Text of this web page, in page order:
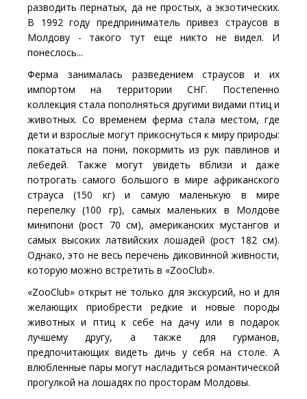
разводить пернатых, да не простых, а экзотических.
В 1992 году предприниматель привез страусов в
Молдову - такого тут еще никто не видел. И
понеслось...
Ферма занималась разведением страусов и их
импортом на территории СНГ. Постепенно
коллекция стала пополняться другими видами птиц и
животных. Со временем ферма стала местом, где
дети и взрослые могут прикоснуться к миру природы:
покататься на пони, покормить из рук павлинов и
лебедей. Также могут увидеть вблизи и даже
потрогать самого большого в мире африканского
страуса (150 кг) и самую маленькую в мире
перепелку (100 гр), самых маленьких в Молдове
минипони (рост 70 см), американских мустангов и
самых высоких латвийских лошадей (рост 182 см).
Однако, это не весь перечень диковинной живности,
которую можно встретить в «ZooClub».
«ZooClub» открыт не только для экскурсий, но и для
желающих приобрести редкие и новые породы
животных и птиц к себе на дачу или в подарок
лучшему другу, а также для гурманов,
предпочитающих видеть дичь у себя на столе. А
влюбленные пары могут насладиться романтической
прогулкой на лошадях по просторам Молдовы.